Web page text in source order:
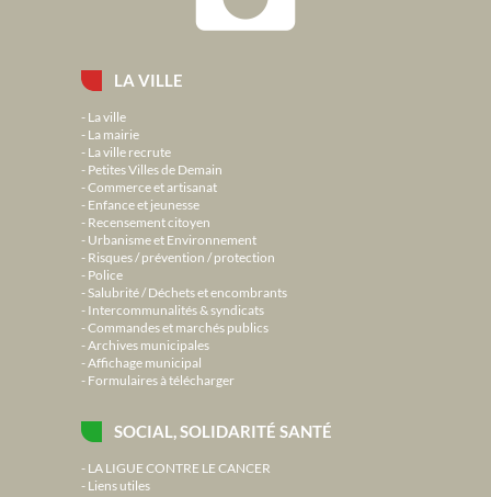
LA VILLE
La ville
La mairie
La ville recrute
Petites Villes de Demain
Commerce et artisanat
Enfance et jeunesse
Recensement citoyen
Urbanisme et Environnement
Risques / prévention / protection
Police
Salubrité / Déchets et encombrants
Intercommunalités & syndicats
Commandes et marchés publics
Archives municipales
Affichage municipal
Formulaires à télécharger
SOCIAL, SOLIDARITÉ SANTÉ
LA LIGUE CONTRE LE CANCER
Liens utiles